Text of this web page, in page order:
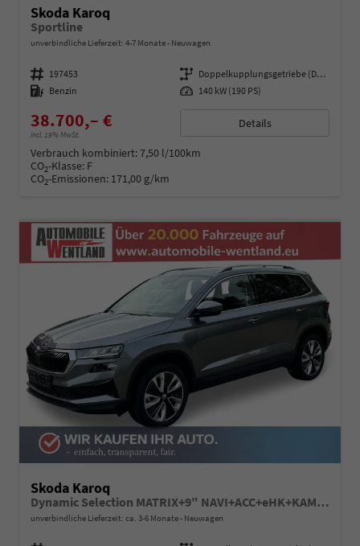
Skoda Karoq
Sportline
unverbindliche Lieferzeit: 4-7 Monate Neuwagen
Fahrzeugnummer 197453 Getriebe
Doppelkupplungsgetriebe (DSG)
Kraftstoff Benzin Leistung 140 kW (190 PS)
38.700,– €
incl. 19% MwSt.
Details
Verbrauch kombiniert:7,50 l/100km
CO2-Klasse: F
CO2-Emissionen: 171,00 g/km
Skoda Karoq
Dynamic Selection MATRIX+9" NAVI+ACC+eHK+KAMERA+SHZ+18" ALU
unverbindliche Lieferzeit: ca. 3-6 Monate Neuwagen